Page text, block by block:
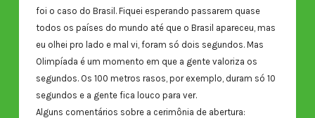
foi o caso do Brasil. Fiquei esperando passarem quase
todos os países do mundo até que o Brasil apareceu, mas
eu olhei pro lado e mal vi, foram só dois segundos. Mas
Olimpíada é um momento em que a gente valoriza os
segundos. Os 100 metros rasos, por exemplo, duram só 10
segundos e a gente fica louco para ver.
Alguns comentários sobre a cerimônia de abertura: